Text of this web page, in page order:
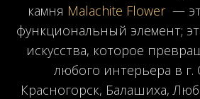
камня Malachite Flower—
функциональный элемент;
искусства, которое
любого интерьера в
Красногорск, Балашиха,